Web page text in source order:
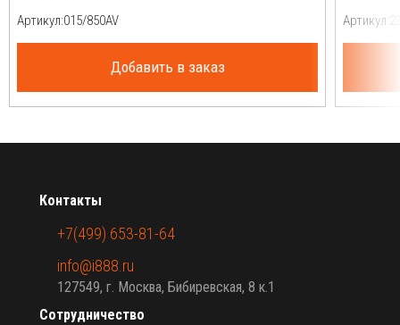
Артикул:
Добавить в заказ
Артикул:
Сотрудничество
Контакты
+7(499) 653-81-64
info@i888.ru
127549, г. Москва, Бибиревская, 8 к.1